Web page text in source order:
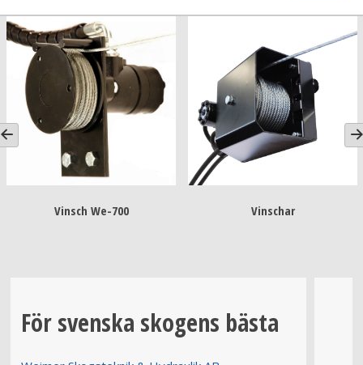
Vinschar Vinsch radiosatser
För svenska skogens bästa